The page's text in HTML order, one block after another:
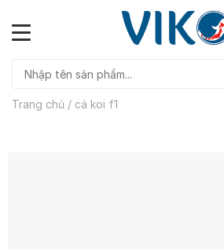
content
Trang chủ / cá koi f1